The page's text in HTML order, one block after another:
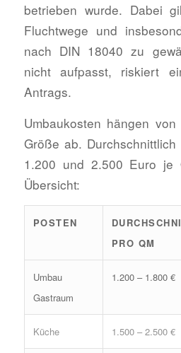
betrieben wurde. Dabei
Fluchtwege und
nach DIN 18040 zu
nicht aufpasst, riskiert
Antrags.
Umbaukosten hängen
Größe ab.
1.200 und 2.500 Euro je
Übersicht:
POSTEN
PRO QM
Umbau
Gastraum
1.200 – 1.800 €
Küche 1.500 – 2.500 €